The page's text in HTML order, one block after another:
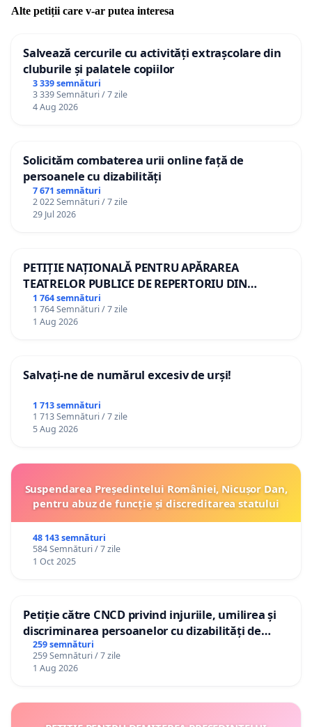
Alte petiții care v-ar putea interesa
Salvează cercurile cu activități extrașcolare din
cluburile și palatele copiilor
3 339 semnături
3 339 Semnături / 7 zile
4 Aug 2026
Solicităm combaterea urii online față de
persoanele cu dizabilități
7 671 semnături
2 022 Semnături / 7 zile
29 Jul 2026
PETIȚIE NAȚIONALĂ PENTRU APĂRAREA
TEATRELOR PUBLICE DE REPERTORIU DIN
ROMÂNIA
1 764 semnături
1 764 Semnături / 7 zile
1 Aug 2026
Salvați-ne de numărul excesiv de urși!
1 713 semnături
1 713 Semnături / 7 zile
5 Aug 2026
Suspendarea Președintelui României, Nicușor Dan,
pentru abuz de funcție și discreditarea statului
48 143 semnături
584 Semnături / 7 zile
1 Oct 2025
Petiție către CNCD privind injuriile, umilirea și
discriminarea persoanelor cu dizabilități de
către utilizatorul TikTok „Gorici”
259 semnături
259 Semnături / 7 zile
1 Aug 2026